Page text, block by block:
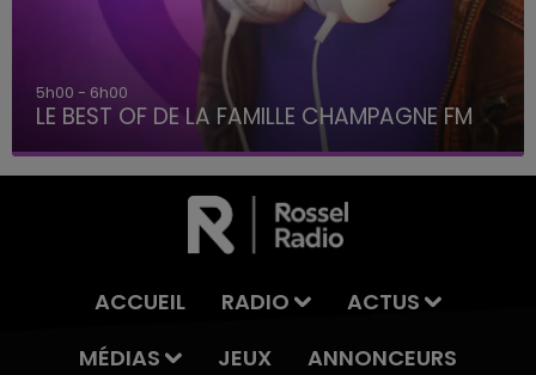
5h00 - 6h00
LE BEST OF DE LA FAMILLE CHAMPAGNE FM
ACCUEIL RADIO
ACTUS
MÉDIAS
JEUX ANNONCEURS